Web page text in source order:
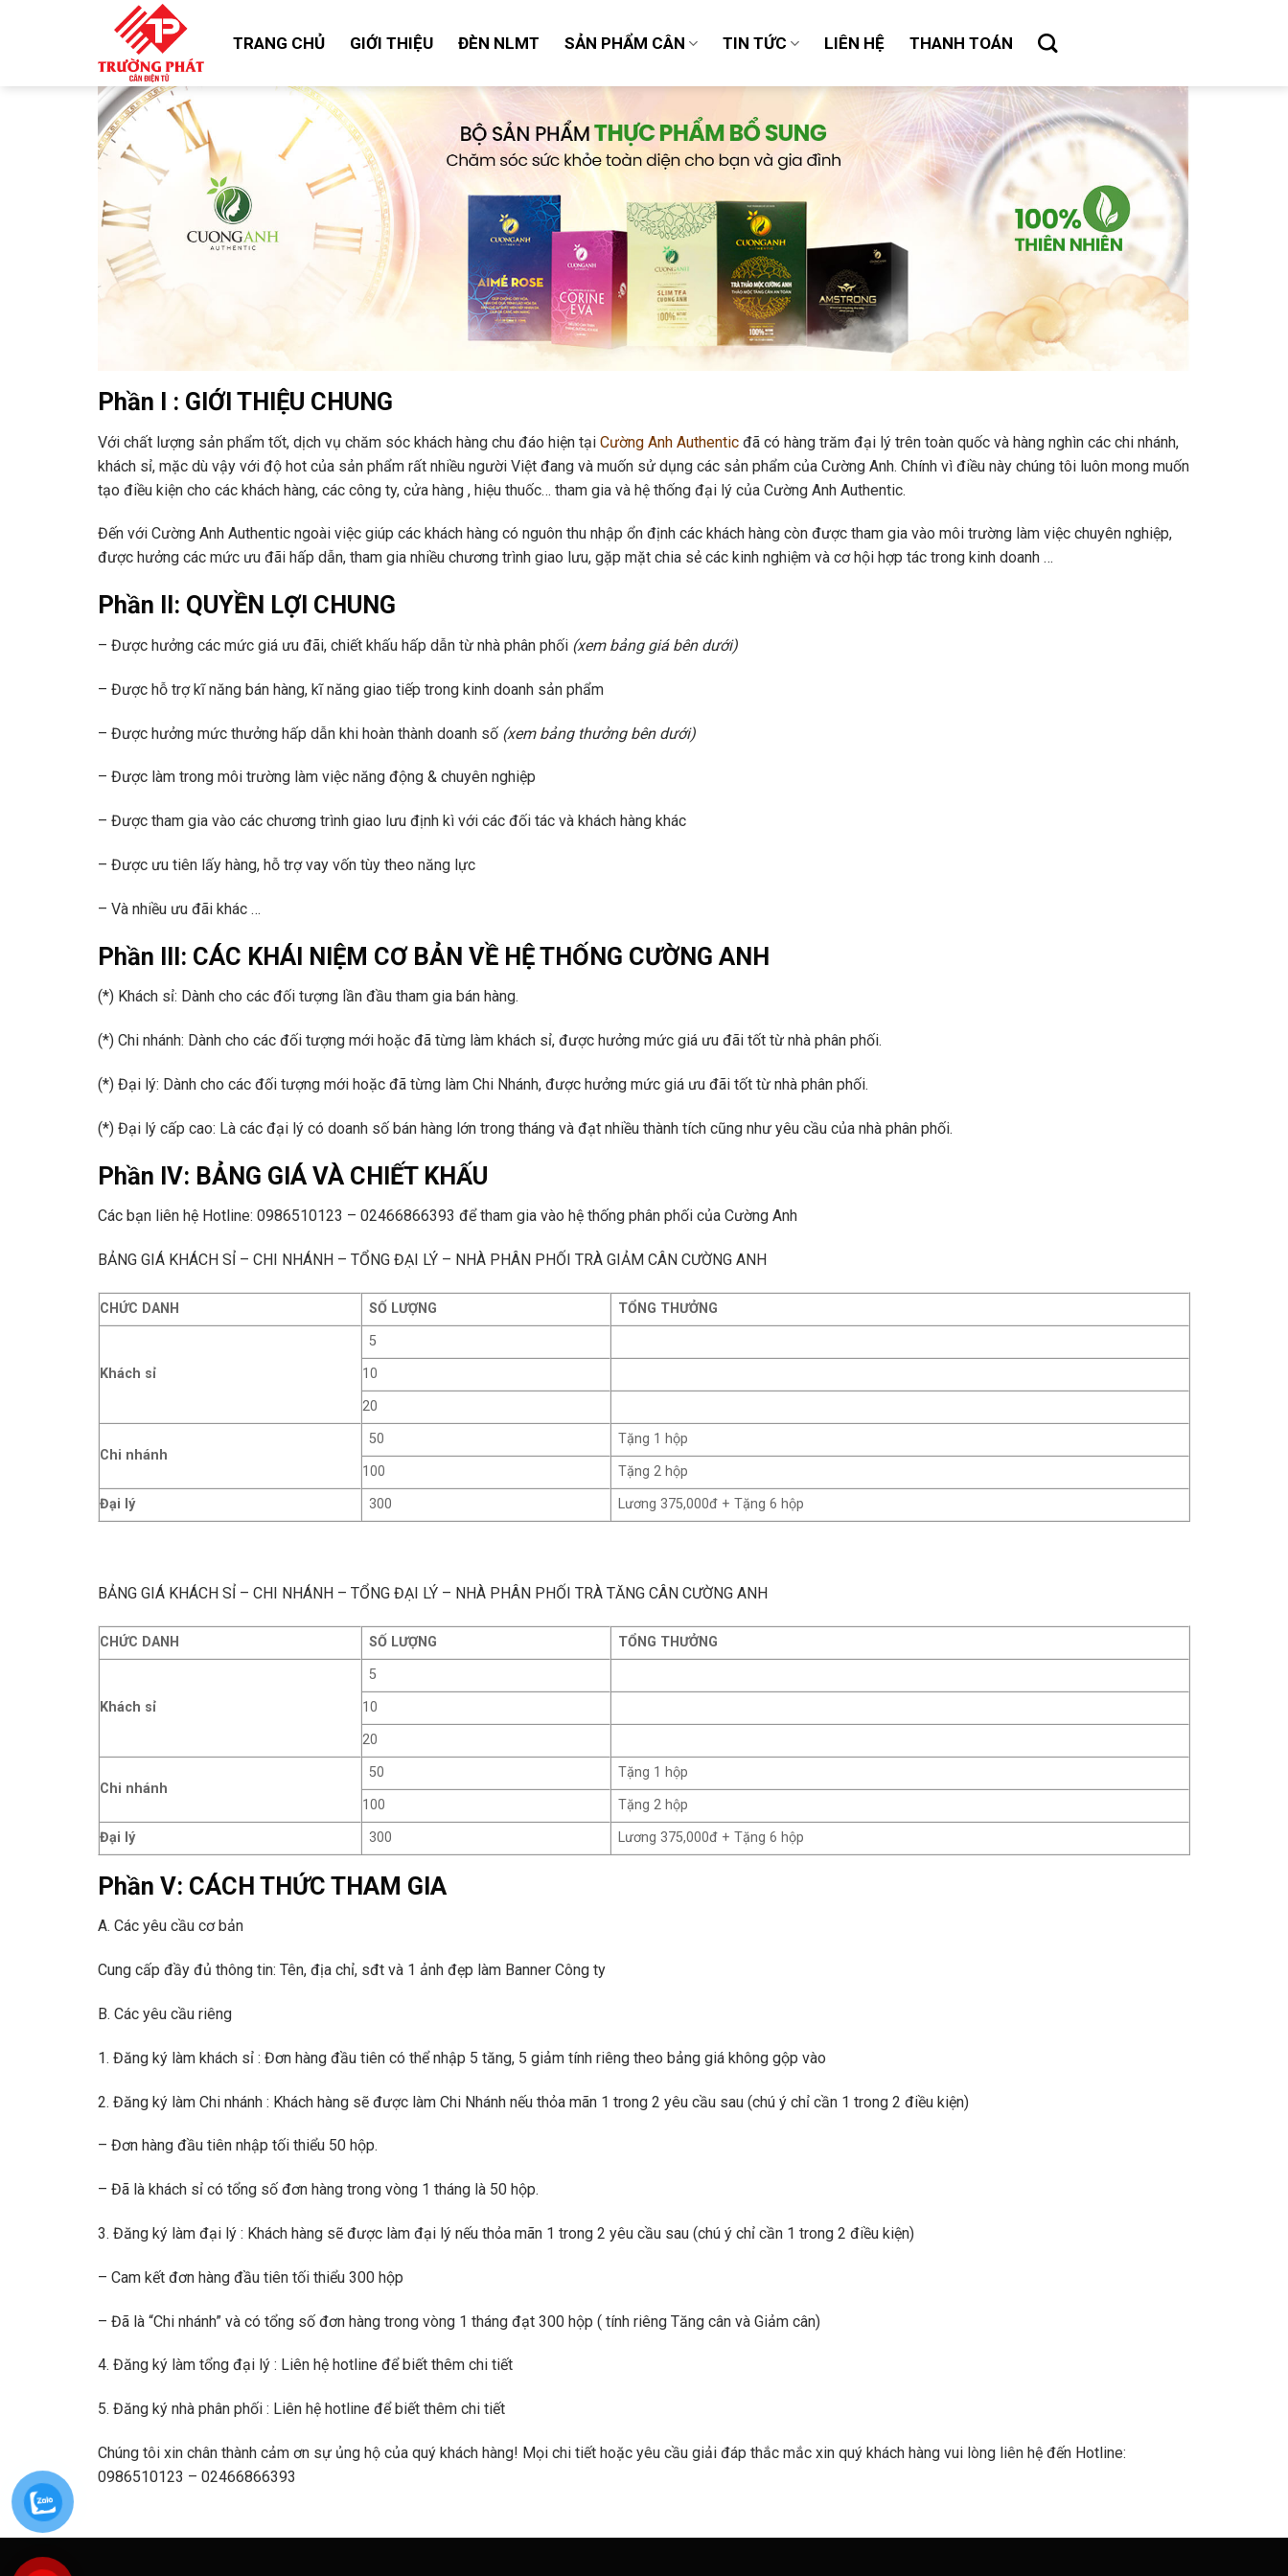
TRANG CHỦ GIỚI THIỆU ĐÈN NLMT SẢN PHẨM CÂN TIN TỨC LIÊN HỆ THANH TOÁN
Phần I : GIỚI THIỆU CHUNG
Với chất lượng sản phẩm tốt, dịch vụ chăm sóc khách hàng chu đáo hiện tại Cường Anh Authentic đã có hàng trăm đại lý trên toàn quốc và hàng nghìn các chi nhánh,
khách sỉ, mặc dù vậy với độ hot của sản phẩm rất nhiều người Việt đang và muốn sử dụng các sản phẩm của Cường Anh. Chính vì điều này chúng tôi luôn mong muốn
tạo điều kiện cho các khách hàng, các công ty, cửa hàng , hiệu thuốc… tham gia và hệ thống đại lý của Cường Anh Authentic.
Đến với Cường Anh Authentic ngoài việc giúp các khách hàng có nguôn thu nhập ổn định các khách hàng còn được tham gia vào môi trường làm việc chuyên nghiệp,
được hưởng các mức ưu đãi hấp dẫn, tham gia nhiều chương trình giao lưu, gặp mặt chia sẻ các kinh nghiệm và cơ hội hợp tác trong kinh doanh …
Phần II: QUYỀN LỢI CHUNG
– Được hưởng các mức giá ưu đãi, chiết khấu hấp dẫn từ nhà phân phối (xem bảng giá bên dưới)
– Được hỗ trợkĩ năng bán hàng, kĩ năng giao tiếp trong kinh doanh sản phẩm
– Được hưởng mức thưởng hấp dẫn khi hoàn thành doanh số (xem bảng thưởng bên dưới)
– Được làm trong môi trường làm việc năng động & chuyên nghiệp
– Được tham gia vào các chương trình giao lưu định kì với các đối tác và khách hàng khác
– Được ưu tiên lấy hàng, hỗ trợ vay vốn tùy theo năng lực
– Và nhiều ưu đãi khác …
Phần III: CÁC KHÁI NIỆM CƠ BẢN VỀ HỆ THỐNG CƯỜNG ANH
(*) Khách sỉ: Dành cho các đối tượng lần đầu tham gia bán hàng.
(*) Chi nhánh: Dành cho các đối tượng mới hoặc đã từng làm khách sỉ, được hưởng mức giá ưu đãi tốt từ nhà phân phối.
(*) Đại lý: Dành cho các đối tượng mới hoặc đã từng làm Chi Nhánh, được hưởng mức giá ưu đãi tốt từ nhà phân phối.
(*) Đại lý cấp cao: Là các đại lý có doanh số bán hàng lớn trong tháng và đạt nhiều thành tích cũng như yêu cầu của nhà phân phối.
Phần IV: BẢNG GIÁ VÀ CHIẾT KHẤU
Các bạn liên hệ Hotline: 0986510123 – 02466866393 để tham gia vào hệ thống phân phối của Cường Anh
BẢNG GIÁ KHÁCH SỈ – CHI NHÁNH – TỔNG ĐẠI LÝ – NHÀ PHÂN PHỐI TRÀ GIẢM CÂN CƯỜNG ANH
CHỨC DANH SỐ LƯỢNG TỔNG THƯỞNG
Khách sỉ
5
10
20
Chi nhánh
50
Tặng 1 hộp
100
Tặng 2 hộp
Đại lý
300 Lương 375,000đ + Tặng 6 hộp
BẢNG GIÁ KHÁCH SỈ – CHI NHÁNH – TỔNG ĐẠI LÝ – NHÀ PHÂN PHỐI TRÀ TĂNG CÂN CƯỜNG ANH
CHỨC DANH SỐ LƯỢNG TỔNG THƯỞNG
Khách sỉ
5
10
20
Chi nhánh
50
Tặng 1 hộp
100
Tặng 2 hộp
Đại lý
300 Lương 375,000đ + Tặng 6 hộp
Phần V: CÁCH THỨC THAM GIA
A. Các yêu cầu cơ bản
Cung cấp đầy đủ thông tin: Tên, địa chỉ, sđt và 1 ảnh đẹp làm Banner Công ty
B. Các yêu cầu riêng
1. Đăng ký làm khách sỉ : Đơn hàng đầu tiên có thể nhập 5 tăng, 5 giảm tính riêng theo bảng giá không gộp vào
2. Đăng ký làm Chi nhánh : Khách hàng sẽ được làm Chi Nhánh nếu thỏa mãn 1 trong 2 yêu cầu sau (chú ý chỉ cần 1 trong 2 điều kiện)
– Đơn hàng đầu tiên nhập tối thiểu 50 hộp.
– Đã là khách sỉ có tổng số đơn hàng trong vòng 1 tháng là 50 hộp.
3. Đăng ký làm đại lý : Khách hàng sẽ được làm đại lý nếu thỏa mãn 1 trong 2 yêu cầu sau (chú ý chỉ cần 1 trong 2 điều kiện)
– Cam kết đơn hàng đầu tiên tối thiểu 300 hộp
– Đã là “Chi nhánh” và có tổng số đơn hàng trong vòng 1 tháng đạt 300 hộp ( tính riêng Tăng cân và Giảm cân)
4. Đăng ký làm tổng đại lý : Liên hệ hotline để biết thêm chi tiết
5. Đăng ký nhà phân phối : Liên hệ hotline để biết thêm chi tiết
Chúng tôi xin chân thành cảm ơn sự ủng hộ của quý khách hàng! Mọi chi tiết hoặc yêu cầu giải đáp thắc mắc xin quý khách hàng vui lòng liên hệ đến Hotline:
0986510123 – 02466866393